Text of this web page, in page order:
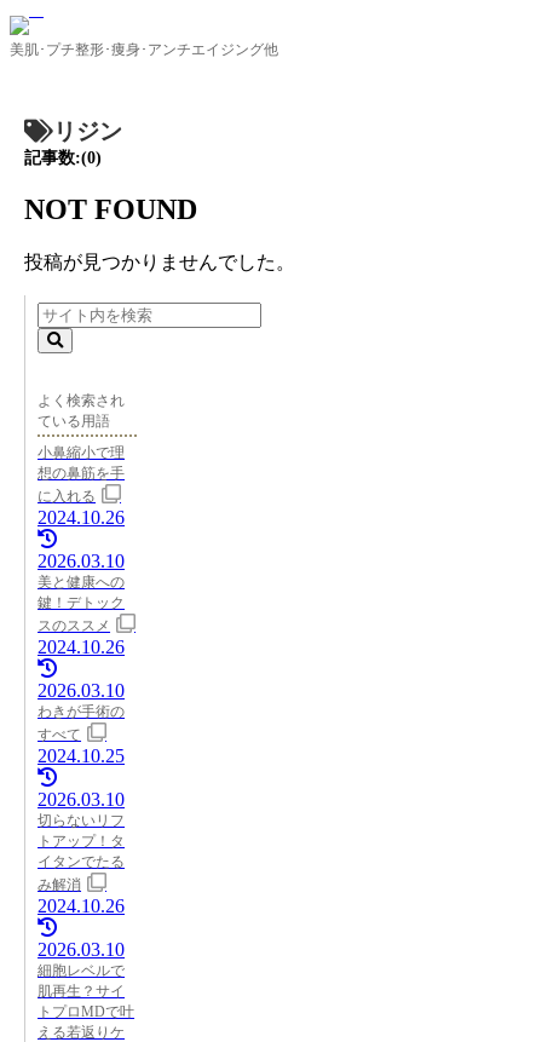
美肌･プチ整形･痩身･アンチエイジング他
リジン
記事数:(0)
NOT FOUND
投稿が見つかりませんでした。
よく検索され
ている用語
小鼻縮小で理
想の鼻筋を手
に入れる
2024.10.26
2026.03.10
美と健康への
鍵！デトック
スのススメ
2024.10.26
2026.03.10
わきが手術の
すべて
2024.10.25
2026.03.10
切らないリフ
トアップ！タ
イタンでたる
み解消
2024.10.26
2026.03.10
細胞レベルで
肌再生？サイ
トプロMDで叶
える若返りケ